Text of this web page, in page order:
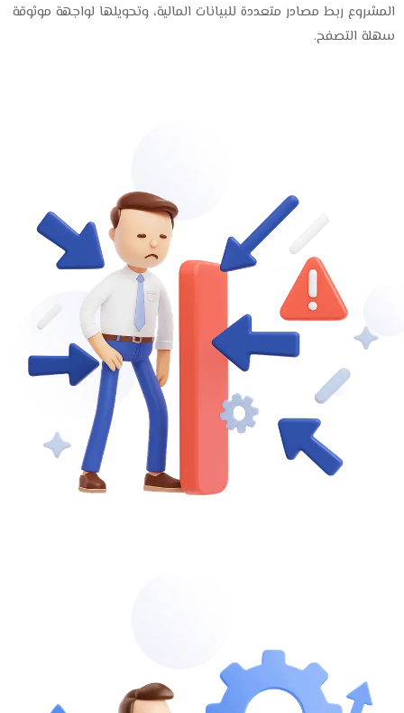
المشروع ربط مصادر متعددة للبيانات المالية، وتحويلها لواجهة موثوقة
سهلة التصفح.